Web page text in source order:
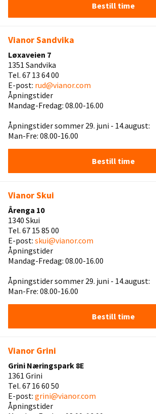
Bestill time
Vianor Sandvika
Løxaveien 7
1351 Sandvika
Tel. 67 13 64 00
E-post: rud@vianor.com
Åpningstider
Mandag-Fredag: 08.00-16.00
Åpningstider sommer 29. juni - 14.august:
Man-Fre: 08.00-16.00
Bestill time
Vianor Skui
Årenga 10
1340 Skui
Tel. 67 15 85 00
E-post: skui@vianor.com
Åpningstider
Mandag-Fredag: 08.00-16.00
Åpningstider sommer 29. juni - 14.august:
Man-Fre: 08.00-16.00
Bestill time
Vianor Grini
Grini Næringspark 8E
1361 Grini
Tel. 67 16 60 50
E-post: grini@vianor.com
Åpningstider